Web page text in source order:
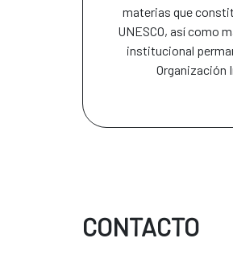
materias que
UNESCO, así como
institucional
Organización
CONTACTO